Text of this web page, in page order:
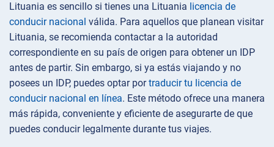
Lituania es sencillo si tienes una Lituania licencia de
conducir nacional válida. Para aquellos que planean visitar
Lituania, se recomienda contactar a la autoridad
correspondiente en su país de origen para obtener un IDP
antes de partir. Sin embargo, si ya estás viajando y no
posees un IDP, puedes optar portraducir tu licencia de
conducir nacional en línea. Este método ofrece una manera
más rápida, conveniente y eficiente de asegurarte de que
puedes conducir legalmente durante tus viajes.